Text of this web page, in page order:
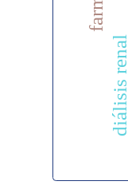
diálisis renal